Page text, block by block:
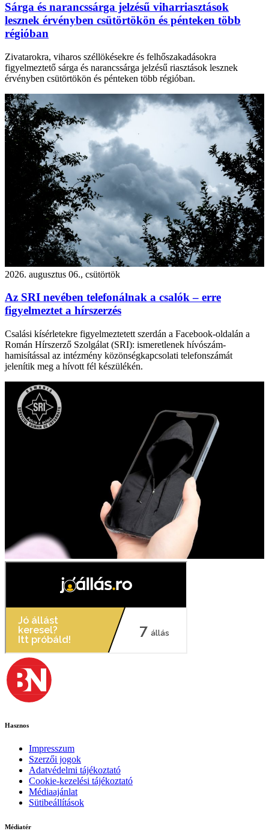
Sárga és narancssárga jelzésű viharriasztások
lesznek érvényben csütörtökön és pénteken több
régióban
Zivatarokra, viharos széllökésekre és felhőszakadásokra
figyelmeztető sárga és narancssárga jelzésű riasztások lesznek
érvényben csütörtökön és pénteken több régióban.
2026. augusztus 06., csütörtök
Az SRI nevében telefonálnak a csalók – erre
figyelmeztet a hírszerzés
Csalási kísérletekre figyelmeztetett szerdán a Facebook-oldalán a
Román Hírszerző Szolgálat (SRI): ismeretlenek hívószám-
hamisítással az intézmény közönségkapcsolati telefonszámát
jelenítik meg a hívott fél készülékén.
Hasznos
Impresszum
Szerzői jogok
Adatvédelmi tájékoztató
Cookie-kezelési tájékoztató
Médiaajánlat
Sütibeállítások
Médiatér